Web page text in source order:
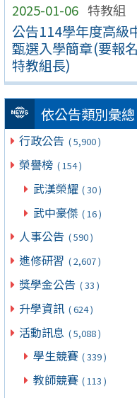
2025-01-06 特教組
公告114學年度高級
甄選入學簡章(要報
特教組長)
依公告類別彙總
行政公告 ( 5,900 )
榮譽榜 ( 154 )
武漢榮耀 ( 30 )
武中豪傑 ( 16 )
人事公告 ( 590 )
進修研習 ( 2,607 )
獎學金公告 ( 33 )
升學資訊 ( 624 )
活動訊息 ( 5,088 )
學生競賽 ( 339 )
教師競賽 ( 113 )